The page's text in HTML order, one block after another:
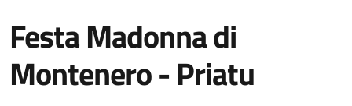
Festa Madonna di
Montenero - Priatu